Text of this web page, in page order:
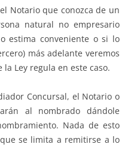
que conozca de un
natural no empresario
estima conveniente o si lo
más adelante veremos
Ley regula en este caso.
Concursal, el Notario o
al nombrado dándole
Nada de esto
se limita a remitirse a lo